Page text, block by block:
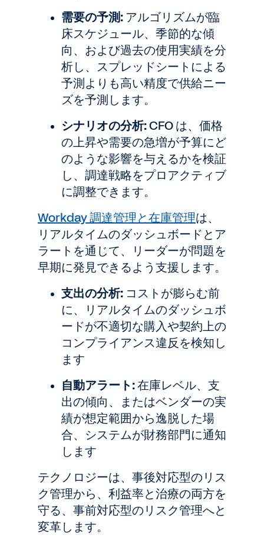
需要の予測: アルゴリズムが臨
床スケジュール、季節的な傾
向、および過去の使用実績を分
析し、スプレッドシートによる
予測よりも高い精度で供給ニー
ズを予測します。
シナリオの分析:CFO は、価格
の上昇や需要の急増が予算にど
のような影響を与えるかを検証
し、調達戦略をプロアクティブ
に調整できます。
Workday 調達管理と在庫管理は、
リアルタイムのダッシュボードとア
ラートを通じて、リーダーが問題を
早期に発見できるよう支援します。
支出の分析: コストが膨らむ前
に、リアルタイムのダッシュボ
ードが不適切な購入や契約上の
コンプライアンス違反を検知し
ます
自動アラート:在庫レベル、支
出の傾向、またはベンダーの実
績が想定範囲から逸脱した場
合、システムが財務部門に通知
します
テクノロジーは、事後対応型のリス
ク管理から、利益率と治療の両方を
守る、事前対応型のリスク管理へと
変革します。